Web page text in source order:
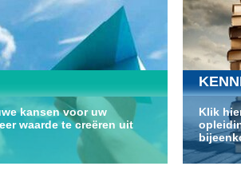
kansen voor uw
waarde te creëren uit
Klik